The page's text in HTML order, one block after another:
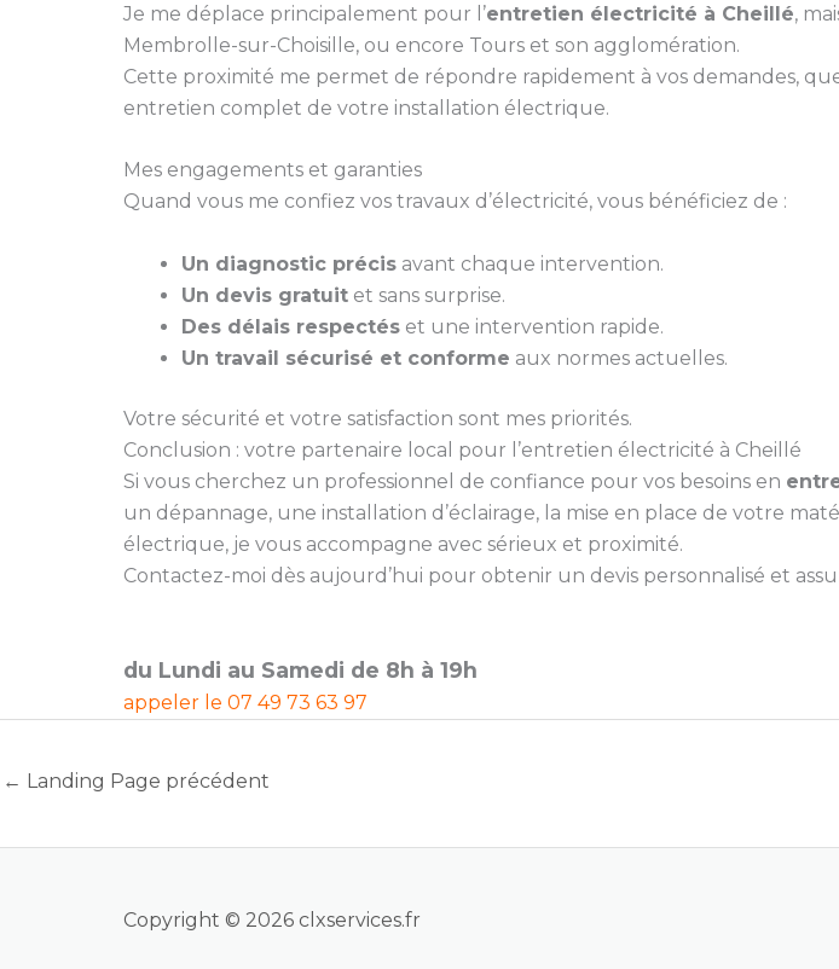
Je me déplace principalement pour l’entretien électricité à Cheillé,
Membrolle-sur-Choisille, ou encore Tours et son agglomération.
Cette proximité me permet de répondre rapidement à vos demandes,
entretien complet de votre installation électrique.
Mes engagements et garanties
Quand vous me confiez vos travaux d’électricité, vous bénéficiez de :
Un diagnostic précis avant chaque intervention.
Un devis gratuit et sans surprise.
Des délais respectés et une intervention rapide.
Un travail sécurisé et conforme aux normes actuelles.
Votre sécurité et votre satisfaction sont mes priorités.
Conclusion : votre partenaire local pour l’entretien électricité à Cheillé
Si vous cherchez un professionnel de confiance pour vos besoins en
un dépannage, une installation d’éclairage, la mise en place de votre
électrique, je vous accompagne avec sérieux et proximité.
Contactez-moi dès aujourd’hui pour obtenir un devis personnalisé et
du Lundi au Samedi de 8h à 19h
appeler le 07 49 73 63 97
← Landing Page précédent
Copyright © 2026 clxservices.fr